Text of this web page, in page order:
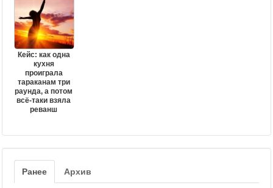
Кейс: как одна
кухня
проиграла
тараканам три
раунда, а потом
всё-таки взяла
реванш
Ранее Архив